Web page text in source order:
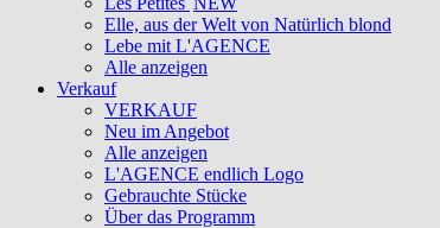
Elle, aus der Welt von Natürlich blond
Lebe mit L'AGENCE
Alle anzeigen
Verkauf
VERKAUF
Neu im Angebot
Alle anzeigen
L'AGENCE endlich Logo
Gebrauchte Stücke
Über das Programm